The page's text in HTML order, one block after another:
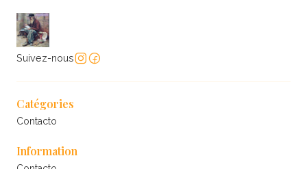
Suivez-nous
Catégories
Contacto
Information